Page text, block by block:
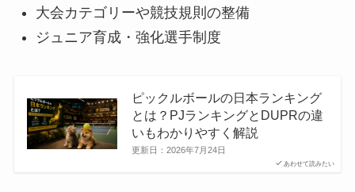
大会カテゴリーや競技規則の整備
ジュニア育成・強化選手制度
あわせて読みたい
ピックルボールの日本ランキング
とは？PJランキングとDUPRの違
いもわかりやすく解説
更新日： 2026年7月24日